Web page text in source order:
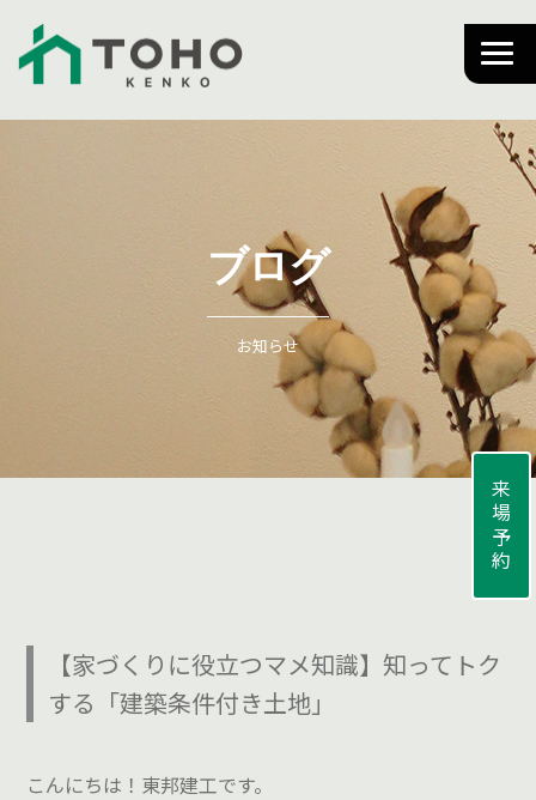
来場予約
ブログ
お知らせ
【家づくりに役立つマメ知識】知ってトク
する「建築条件付き土地」
こんにちは！東邦建工です。